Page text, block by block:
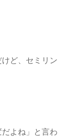
ど、セミリン
よね」と言わ